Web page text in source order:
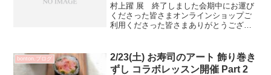
村上躍 展 終了しました会期中にお運び
くださった皆さまオンラインショップご
利用くださった皆さまありがとうござい
日 11/10（金）臨時休業とさせていただ
きます勝手しますが...
bonton.ブログ
2/23(土) お寿司のアート 飾り巻き
ずし コラボレッスン開催 Part 2